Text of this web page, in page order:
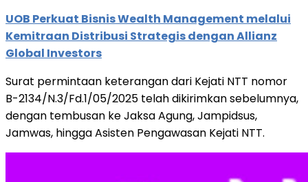
UOB Perkuat Bisnis Wealth Management melalui
Kemitraan Distribusi Strategis dengan Allianz
Global Investors
Surat permintaan keterangan dari Kejati NTT nomor
B-2134/N.3/Fd.1/05/2025 telah dikirimkan sebelumnya,
dengan tembusan ke Jaksa Agung, Jampidsus,
Jamwas, hingga Asisten Pengawasan Kejati NTT.